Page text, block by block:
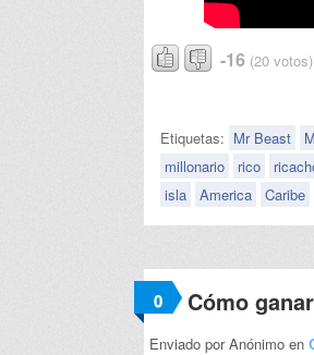
-16 (20 votos)
Etiquetas: Mr Beast
millonario
rico
isla
America Caribe
0 Cómo
Enviado por Anónimo en